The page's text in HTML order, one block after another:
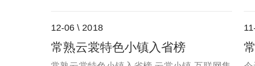
得信赖的数字化合作伙伴。深厚经验筑基，
12-06 \ 2018
常熟云裳特色小镇入省榜